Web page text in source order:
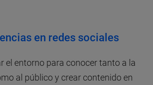
en redes sociales
el entorno para conocer tanto a la
al público y crear contenido en